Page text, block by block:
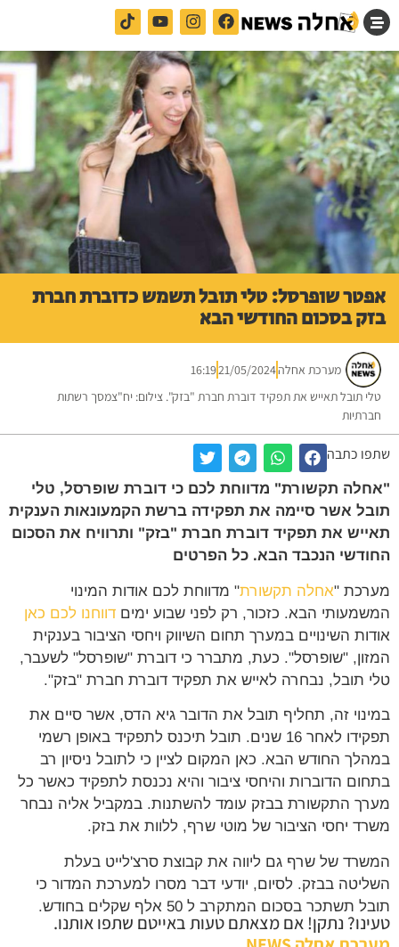
אפטר שופרסל: טלי תובל תשמש כדוברת חברת
בזק בסכום החודשי הבא
מערכת אחלה21/05/2024
16:19
טלי תובל תאייש את תפקיד דוברת חברת "בזק". צילום: יח"צמסך רשתות
חברתיות
שתפו כתבה
"אחלה תקשורת" מדווחת לכם כי דוברת שופרסל, טלי
תובל אשר סיימה את תפקידה ברשת הקמעונאות הענקית
תאייש את תפקיד דוברת חברת "בזק" ותרוויח את הסכום
החודשי הנכבד הבא. כל הפרטים
מערכת "אחלה תקשורת" מדווחת לכם אודות המינוי
המשמעותי הבא. כזכור, רק לפני שבוע ימים דווחנו לכם כאן
אודות השינויים במערך תחום השיווק ויחסי הציבור בענקית
המזון, "שופרסל". כעת, מתברר כי דוברת "שופרסל" לשעבר,
טלי תובל, נבחרה לאייש את תפקיד דוברת חברת "בזק".
במינוי זה, תחליף תובל את הדובר גיא הדס, אשר סיים את
תפקידו לאחר 16 שנים. תובל תיכנס לתפקיד באופן רשמי
במהלך החודש הבא. כאן המקום לציין כי לתובל ניסיון רב
בתחום הדוברות והיחסי ציבור והיא נכנסת לתפקיד כאשר כל
מערך התקשורת בבזק עומד להשתנות. במקביל אליה נבחר
משרד יחסי הציבור של מוטי שרף, ללוות את בזק.
המשרד של שרף גם ליווה את קבוצת סרצ'לייט בעלת
השליטה בבזק. לסיום, יודעי דבר מסרו למערכת המדור כי
תובל תשתכר בסכום המתקרב ל 50 אלף שקלים בחודש.
טעינו? נתקן! אם מצאתם טעות באייטם שתפו אותנו.